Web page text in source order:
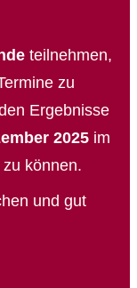
teilnehmen,
zu
Ergebnisse
2025 im
können.
und gut